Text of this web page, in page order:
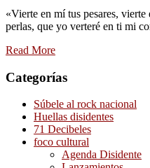
«Vierte en mí tus pesares,
perlas, que yo verteré en ti mi
Read More
Categorías
Súbele al rock nacional
Huellas disidentes
71 Decibeles
foco cultural
Agenda Disidente